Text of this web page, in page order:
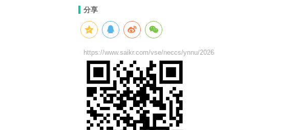
分享
https://www.saikr.com/vse/neccs/ynnu/2026